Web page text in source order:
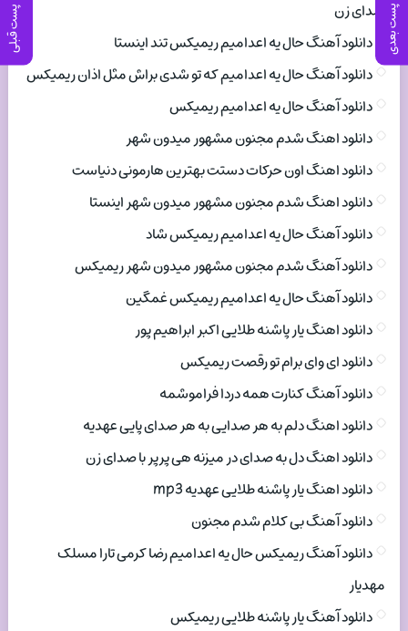
پست بعدی پست قبلی
صدای زن
دانلود آهنگ حال یه اعدامیم ریمیکس تند اینستا
دانلود آهنگ حال یه اعدامیم که تو شدی براش مثل اذان ریمیکس
دانلود آهنگ حال یه اعدامیم ریمیکس
دانلود اهنگ شدم مجنون مشهور میدون شهر
دانلود اهنگ اون حرکات دستت بهترین هارمونی دنیاست
دانلود اهنگ شدم مجنون مشهور میدون شهر اینستا
دانلود آهنگ حال یه اعدامیم ریمیکس شاد
دانلود آهنگ شدم مجنون مشهور میدون شهر ریمیکس
دانلود آهنگ حال یه اعدامیم ریمیکس غمگین
دانلود اهنگ یار پاشنه طلایی اکبر ابراهیم پور
دانلود ای وای برام تو رقصت ریمیکس
دانلود آهنگ کنارت همه دردا فراموشمه
دانلود اهنگ دلم به هر صدایی به هر صدای پایی عهدیه
دانلود اهنگ دل به صدای در میزنه هی پرپر با صدای زن
دانلود اهنگ یار پاشنه طلایی عهدیه mp3
دانلود آهنگ بی کلام شدم مجنون
دانلود آهنگ ریمیکس حال یه اعدامیم رضا کرمی تارا مسلک
مهدیار
دانلود آهنگ یار پاشنه طلایی ریمیکس